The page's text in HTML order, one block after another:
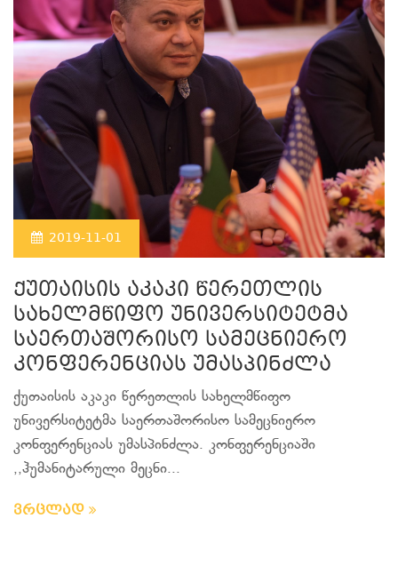
2019-11-01
ქუთაისის აკაკი წერეთლის
სახელმწიფო უნივერსიტეტმა
საერთაშორისო სამეცნიერო
კონფერენციას უმასპინძლა
ქუთაისის აკაკი წერეთლის სახელმწიფო
უნივერსიტეტმა საერთაშორისო სამეცნიერო
კონფერენციას უმასპინძლა. კონფერენციაში
,,ჰუმანიტარული მეცნი...
ვრცლად